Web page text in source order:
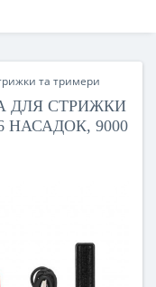
та тримери
ДЛЯ СТРИЖКИ
6 НАСАДОК, 9000